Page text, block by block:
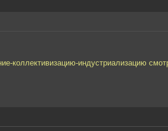
коллективизацию-индустриализацию